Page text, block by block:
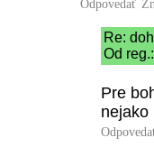
Odpovedať
Re:
Od
Pre
nejako